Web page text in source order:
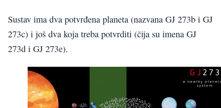
Sustav ima dva potvrđena planeta (nazvana GJ 273b i GJ
273c) i još dva koja treba potvrditi (čija su imena GJ
273d i GJ 273e).